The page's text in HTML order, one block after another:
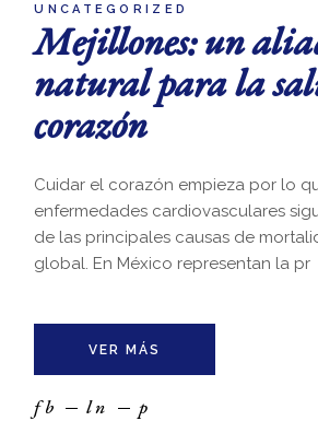
UNCATEGORIZED
Mejillones: un
natural para la
corazón
Cuidar el corazón empieza por lo
enfermedades cardiovasculares
de las principales causas de
global. En México representan la pr
VER MÁS
fb ln p